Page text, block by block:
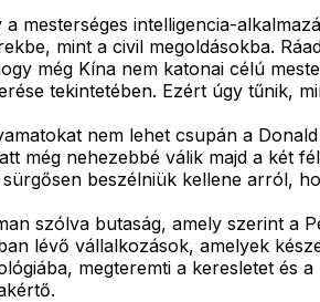
mesterséges intelligencia-
mint a civil megoldásokba.
még Kína nem katonai célú
tekintetében. Ezért úgy tűnik,
nem lehet csupán a
még nehezebbé válik majd a két
beszélniük kellene arról,
szólva butaság, amely szerint a
lévő vállalkozások, amelyek
megteremti a keresletet és